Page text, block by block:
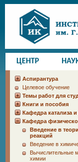
ЦЕНТР
Аспирантура
Целевое обучение
Темы работ для
Книги и пособия
Кафедра катализа
Кафедра
Введение в
реакций
Введение в
Вычислительные
химии